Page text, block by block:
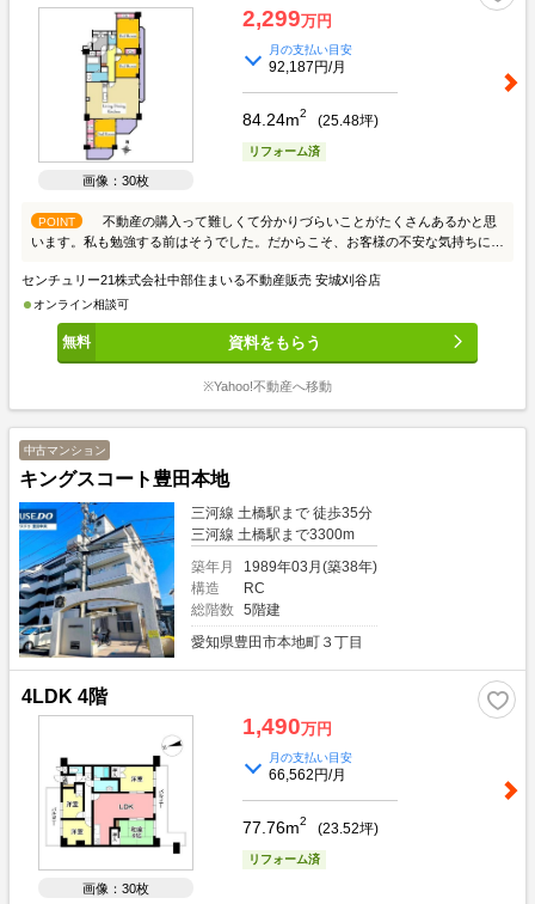
画像：30枚
2,299万円
月の支払い目安
92,187円/月
84.24m2 (25.48坪)
リフォーム済
POINT
不動産の購入って難しくて分かりづらいことがたくさんあるかと思
います。私も勉強する前はそうでした。だからこそ、お客様の不安な気持ちに寄
がら進めて行きましょう。 いちばん話しやすい いちばん分かりやすい いちばん
ワクワクする 不動産屋さん 中部住まいる不動産販売にお任せください
LIFEINFORMATION 豊田市立美山小学校 560m（徒歩約7分） 豊田市立逢妻中学
校 3090m（徒歩約39分） 豊田聖霊幼稚園 960m 美山こども園 1080m Felna田中
店 400m MEGAドン・キホーテUNY豊田元町店 2020m ヘルスバンク美山店
250m ファミリーマート美山店 400m 豊田美山郵便局 420m *～**～**～オススメ
ロスやクッションフロアは張替済みなので新しい空間へと生まれ変わっていま
す！ ●水回りなどリフォーム済みなので直ぐに新しい生活がスタートできます！
【周辺環境】 ■美山小学校まで徒歩約7分の立地。小さなお子様でも負担が少な
く安心 ■東名高速「豊田」ICにお車5分と交通アクセス良好！高速道路利用だけ
でなく高速バス乗り場もあり、名古屋や中部国際空港へのアクセスも良好 その
ほかにもオススメポイントがいっぱい！ぜひ、ご予約の上現地案内会へ来てくだ
さい！地元出身の周辺環境と建物施工に詳しい弊社中部住まいる不動産販売のエ
ージェントがご案内致します。 ～**～**～**～**～**～**～**～**～**～**～**～ ご
希望・ご予算に合わせたリフォーム、インテリアの提案もお任せください!! 不動
産の事なら中部住まいる不動産販売へお気軽にお問い合わせください。 ～**～**
～**～**～**～**～**～**～**～**～**～
センチュリー21株式会社中部住まいる不動産販売 安城刈谷店
オンライン相談可
資料をもらう
※Yahoo!不動産へ移動
中古マンション
キングスコート豊田本地
三河線 土橋駅まで 徒歩35分
三河線 土橋駅まで3300m
築年月
1989年03月(築38年)
構造
RC
総階数
5階建
愛知県豊田市本地町３丁目
4LDK 4階
画像：30枚
1,490万円
月の支払い目安
66,562円/月
77.76m2 (23.52坪)
リフォーム済